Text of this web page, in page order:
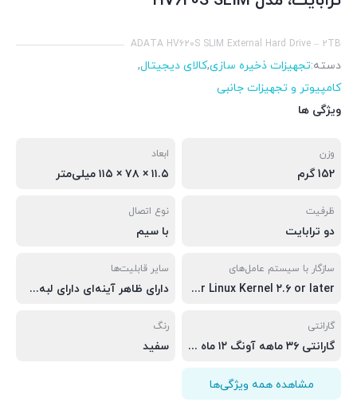
ADATA HV620S SLIM External Hard Drive – 2TB
دسته:تجهیزات ذخیره سازی,کالای دیجیتال,
کامپیوتر و تجهیزات جانبی
ویژگی ها
وزن
152 گرم
ابعاد
۱۱.۵ × ۷۸ × ۱۱۵ میلی‌متر
ظرفیت
دو ترابایت
نوع اتصال
با سیم
سازگار با سیستم‌ عامل‌های
Windows XP/Vista/۷/۸/۸.۱/۱۰ Mac OS X ۱۰.۶ or later Linux Kernel ۲.۶ or later
سایر قابلیت‌ها
دارای ظاهر آینه‌ای دارای لبه‌های برآمده برای جلوگیری از خش خوردگی
گارانتی
گارانتی ۳۶ ماهه آونگ ۱۲ ماه بازیابی رایگان اطلاعات
رنگ
سفید
مشاهده همه ویژگی‌ها